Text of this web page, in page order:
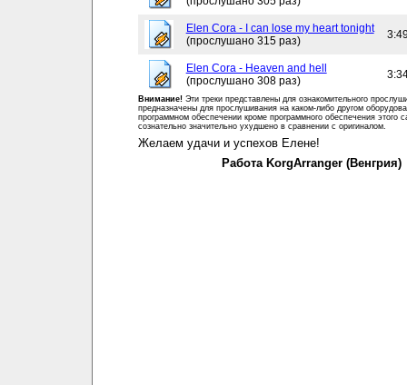
Elen Cora - I can lose my heart tonight
(прослушано 315 раз)
Elen Cora - Heaven and hell
(прослушано 308 раз)
Внимание! Эти треки представлены для ознакомительного
предназначены для прослушивания на каком-либо другом
программном обеспечении кроме программного обеспечения этого
сознательно значительно ухудшено в сравнении с оригиналом.
Желаем удачи и успехов Елене!
Работа KorgArranger (Венгрия)